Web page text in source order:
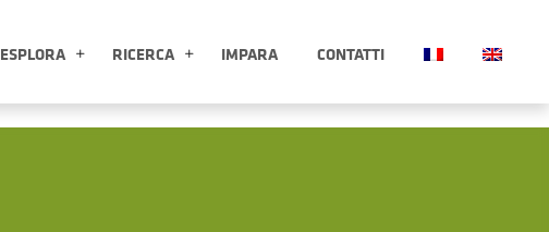
ESPLORA RICERCA IMPARA CONTATTI